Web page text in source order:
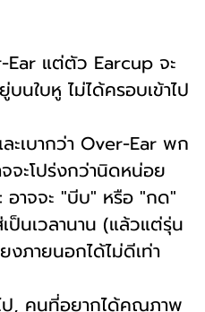
Ear แต่ตัว Earcup จะ
นใบหู ไม่ได้ครอบเข้าไป
ะเบากว่า Over-Ear พก
จะโปร่งกว่านิดหน่อย
อาจจะ "บีบ" หรือ "กด"
เป็นเวลานาน (แล้วแต่รุ่น
งภายนอกได้ไม่ดีเท่า
ป, คนที่อยากได้คุณภาพ